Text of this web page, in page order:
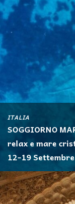
ITALIA
SOGGIORNO
relax e mare
12-19 Settembre